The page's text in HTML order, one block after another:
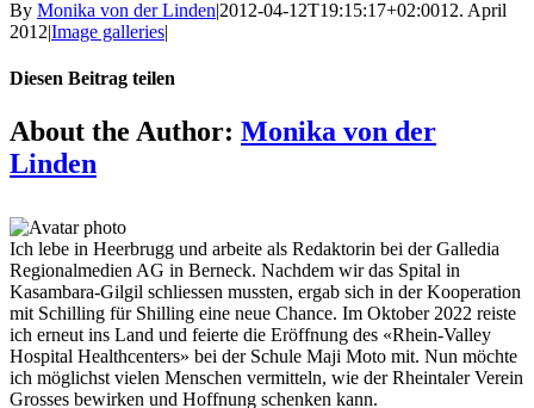
By Monika von der Linden|2012-04-12T19:15:17+02:0012. April
2012|Image galleries|
Diesen Beitrag teilen
Facebook
X
Reddit
LinkedIn
Tumblr
Pinterest
Vk
Email
About the Author: Monika von der
Linden
Ich lebe in Heerbrugg und arbeite als Redaktorin bei der Galledia
Regionalmedien AG in Berneck. Nachdem wir das Spital in
Kasambara-Gilgil schliessen mussten, ergab sich in der Kooperation
mit Schilling für Shilling eine neue Chance. Im Oktober 2022 reiste
ich erneut ins Land und feierte die Eröffnung des «Rhein-Valley
Hospital Healthcenters» bei der Schule Maji Moto mit. Nun möchte
ich möglichst vielen Menschen vermitteln, wie der Rheintaler Verein
Grosses bewirken und Hoffnung schenken kann.